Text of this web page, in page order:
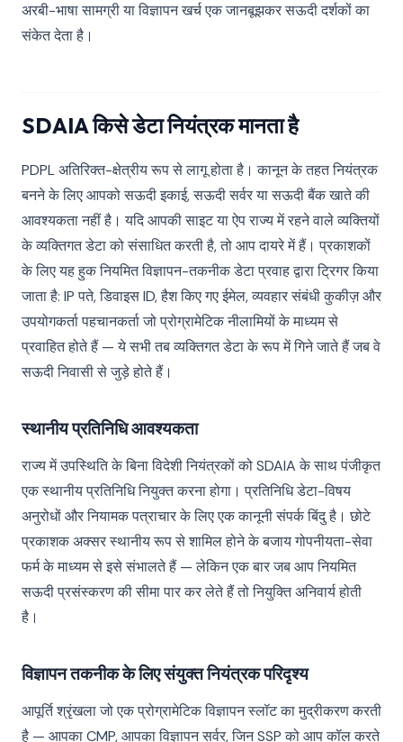
अरबी-भाषा सामग्री या विज्ञापन खर्च एक जानबूझकर सऊदी दर्शकों का
संकेत देता है।
SDAIA किसे डेटा नियंत्रक मानता है
PDPL अतिरिक्त-क्षेत्रीय रूप से लागू होता है। कानून के तहत नियंत्रक
बनने के लिए आपको सऊदी इकाई, सऊदी सर्वर या सऊदी बैंक खाते की
आवश्यकता नहीं है। यदि आपकी साइट या ऐप राज्य में रहने वाले व्यक्तियों
के व्यक्तिगत डेटा को संसाधित करती है, तो आप दायरे में हैं। प्रकाशकों
के लिए यह हुक नियमित विज्ञापन-तकनीक डेटा प्रवाह द्वारा ट्रिगर किया
जाता है: IP पते, डिवाइस ID, हैश किए गए ईमेल, व्यवहार संबंधी कुकीज़ और
उपयोगकर्ता पहचानकर्ता जो प्रोग्रामेटिक नीलामियों के माध्यम से
प्रवाहित होते हैं — ये सभी तब व्यक्तिगत डेटा के रूप में गिने जाते हैं जब वे
सऊदी निवासी से जुड़े होते हैं।
स्थानीय प्रतिनिधि आवश्यकता
राज्य में उपस्थिति के बिना विदेशी नियंत्रकों को SDAIA के साथ पंजीकृत
एक स्थानीय प्रतिनिधि नियुक्त करना होगा। प्रतिनिधि डेटा-विषय
अनुरोधों और नियामक पत्राचार के लिए एक कानूनी संपर्क बिंदु है। छोटे
प्रकाशक अक्सर स्थानीय रूप से शामिल होने के बजाय गोपनीयता-सेवा
फर्म के माध्यम से इसे संभालते हैं — लेकिन एक बार जब आप नियमित
सऊदी प्रसंस्करण की सीमा पार कर लेते हैं तो नियुक्ति अनिवार्य होती
है।
विज्ञापन तकनीक के लिए संयुक्त नियंत्रक परिदृश्य
आपूर्ति श्रृंखला जो एक प्रोग्रामेटिक विज्ञापन स्लॉट का मुद्रीकरण करती
है — आपका CMP, आपका विज्ञापन सर्वर, जिन SSP को आप कॉल करते